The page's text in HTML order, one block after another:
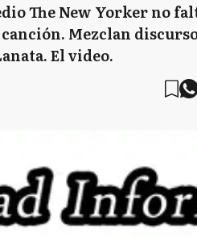
The New Yorker no
Mezclan
El video.